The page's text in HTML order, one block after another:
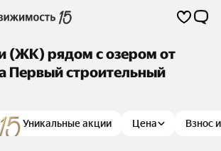
(ЖК) рядом с озером от
Первый строительный
Уникальные акции Цена Взнос